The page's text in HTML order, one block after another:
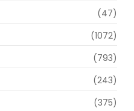
(47)
(1072)
(793)
(243)
(375)